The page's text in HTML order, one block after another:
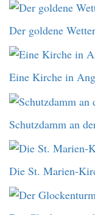
Der goldene
Eine Kirche in
Schutzdamm an
Die St. Marien-